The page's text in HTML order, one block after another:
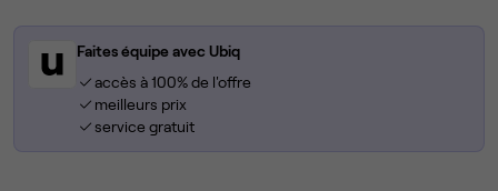
Faites équipe avec Ubiq
accès à 100% de l'offre
meilleurs prix
service gratuit